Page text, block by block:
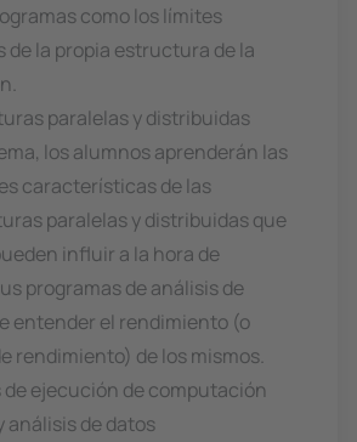
como los límites
de la propia estructura de la
paralelas y distribuidas
los alumnos aprenderán las
características de las
paralelas y distribuidas que
influir a la hora de
programas de análisis de
entender el rendimiento (o
rendimiento) de los mismos.
de ejecución de computación
análisis de datos